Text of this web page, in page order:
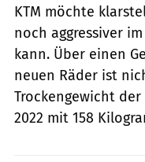
KTM möchte
noch aggressiver
kann. Über einen
neuen Räder ist
Trockengewicht
2022 mit 158